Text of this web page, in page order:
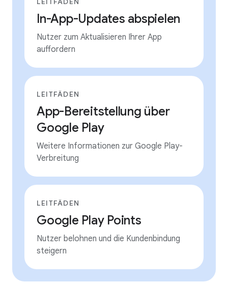
In-App-Updates abspielen
Nutzer zum Aktualisieren Ihrer App
auffordern
LEITFÄDEN
App-Bereitstellung über
Google Play
Weitere Informationen zur Google Play-
Verbreitung
LEITFÄDEN
Google Play Points
Nutzer belohnen und die Kundenbindung
steigern